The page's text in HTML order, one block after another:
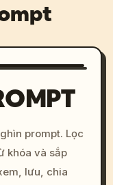
prompt. Lọc
khóa và sắp
lưu, chia